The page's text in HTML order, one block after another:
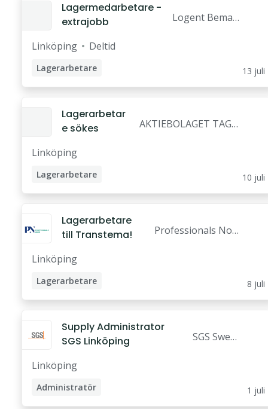
Lagermedarbetare -
extrajobb
Logent Beman
Linköping
Deltid
Lagerarbetare 13 juli
Lagerarbetar
e sökes
AKTIEBOLAGET TAGE
Linköping
Lagerarbetare 10 juli
Lagerarbetare
till Transtema!
Professionals Nor
Linköping
Lagerarbetare
Lagerplanerare
8 juli
Supply Administrator
SGS Linköping
SGS Swede
Linköping
Administratör
1 juli